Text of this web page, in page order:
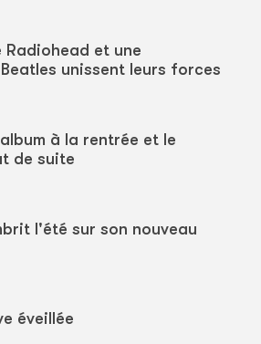
et une
unissent leurs forces
à la rentrée et le
de suite
l'été sur son nouveau
éveillée